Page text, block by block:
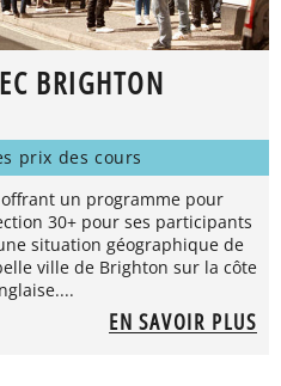
BRIGHTON
prix des cours
un programme pour
30+ pour ses participants
situation géographique de
ville de Brighton sur la côte
EN SAVOIR PLUS